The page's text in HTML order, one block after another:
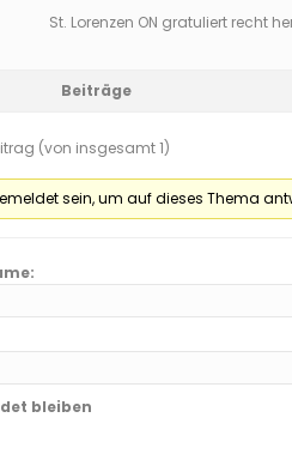
St. Lorenzen ON gratuliert recht
Beiträge
(von insgesamt 1)
sein, um auf dieses Thema
bleiben